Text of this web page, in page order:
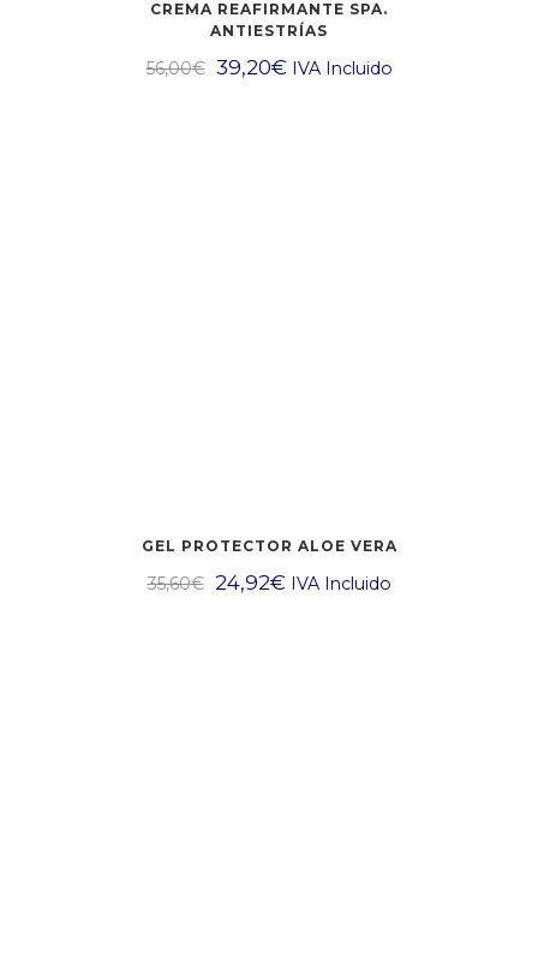
CREMA REAFIRMANTE SPA.
ANTIESTRÍAS
56,00€ 39,20€ IVA Incluido
GEL PROTECTOR ALOE VERA
35,60€ 24,92€ IVA Incluido